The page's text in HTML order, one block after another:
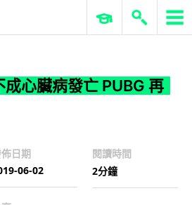
ERP 與商業 AI
心臟病發亡 PUBG 再
日期
06-02
閱讀時間
2分鐘